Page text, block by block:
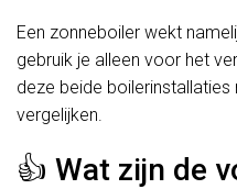
Een zonneboiler wekt
gebruik je alleen voor het
deze beide
vergelijken.
👍 Wat zijn de